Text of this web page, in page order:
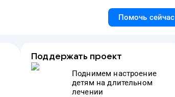
Помочь сейчас
Поддержать проект
Поднимем настроение
детям на длительном
лечении